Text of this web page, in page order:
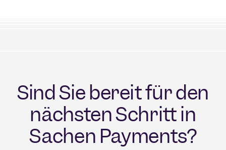
Sind Sie bereit für den
nächsten Schritt in
Sachen Payments?